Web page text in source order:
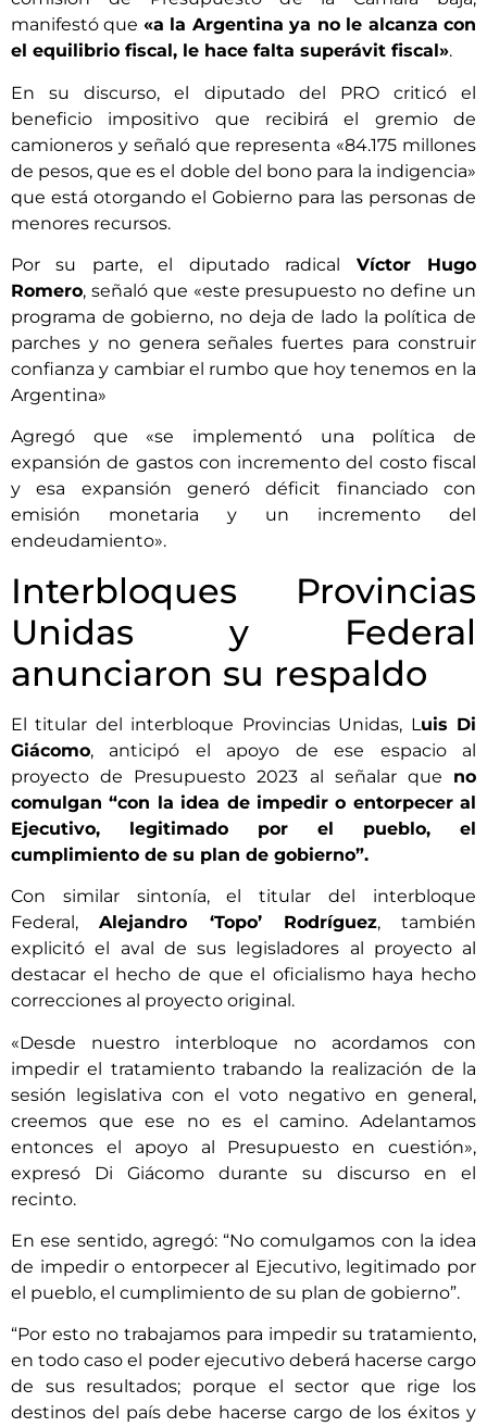
manifestó que «a la Argentina ya no le alcanza con
el equilibrio fiscal, le hace falta superávit fiscal».
En su discurso, el diputado del PRO criticó el
beneficio impositivo que recibirá el gremio de
camioneros y señaló que representa «84.175 millones
de pesos, que es el doble del bono para la indigencia»
que está otorgando el Gobierno para las personas de
menores recursos.
Por su parte, el diputado radical Víctor Hugo
Romero, señaló que «este presupuesto no define un
programa de gobierno, no deja de lado la política de
parches y no genera señales fuertes para construir
confianza y cambiar el rumbo que hoy tenemos en la
Argentina»
Agregó que «se implementó una política de
expansión de gastos con incremento del costo fiscal
y esa expansión generó déficit financiado con
emisión monetaria y un incremento del
endeudamiento».
Interbloques Provincias
Unidas y Federal
anunciaron su respaldo
El titular del interbloque Provincias Unidas, Luis Di
Giácomo, anticipó el apoyo de ese espacio al
proyecto de Presupuesto 2023 al señalar que no
comulgan “con la idea de impedir o entorpecer al
Ejecutivo, legitimado por el pueblo, el
cumplimiento de su plan de gobierno”.
Con similar sintonía, el titular del interbloque
Federal,Alejandro ‘Topo’ Rodríguez, también
explicitó el aval de sus legisladores al proyecto al
destacar el hecho de que el oficialismo haya hecho
correcciones al proyecto original.
«Desde nuestro interbloque no acordamos con
impedir el tratamiento trabando la realización de la
sesión legislativa con el voto negativo en general,
creemos que ese no es el camino. Adelantamos
entonces el apoyo al Presupuesto en cuestión»,
expresó Di Giácomo durante su discurso en el
recinto.
En ese sentido, agregó: “No comulgamos con la idea
de impedir o entorpecer al Ejecutivo, legitimado por
el pueblo, el cumplimiento de su plan de gobierno”.
“Por esto no trabajamos para impedir su tratamiento,
en todo caso el poder ejecutivo deberá hacerse cargo
de sus resultados; porque el sector que rige los
destinos del país debe hacerse cargo de los éxitos y